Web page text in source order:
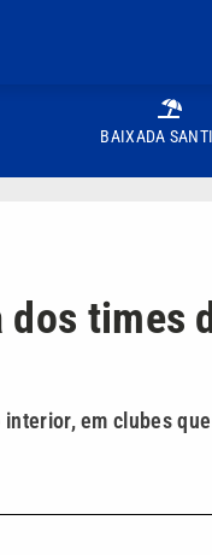
BAIXADA
times
em clubes